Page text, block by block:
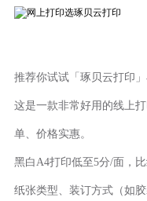
推荐你试试「琢贝云打印
这是一款非常好用的线上
单、价格实惠。
黑白A4打印低至5分/面，
纸张类型、装订方式（如